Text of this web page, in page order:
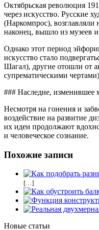
Октябрьская революция
через искусство. Русские
(Наркомпрос),
наконец, вышло из музеев
Однако этот период
искусство стало
Шагал), другие отошли от
супрематическими
### Наследие, изменившее
Несмотря на гонения и
воздействие на развитие
их идеи продолжают
и человеческое сознание.
Похожие записи
[…]
Новые статьи